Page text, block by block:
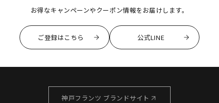
お得なキャンペーンやクーポン情報をお届けします。
ご登録はこちら 公式LINE
神戸フランツ ブランドサイト